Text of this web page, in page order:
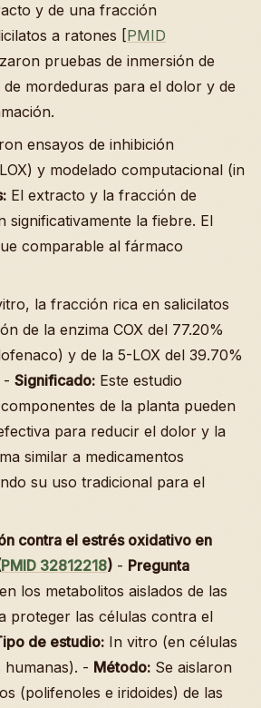
y de una fracción
a ratones [PMID
pruebas de inmersión de
mordeduras para el dolor y de
ensayos de inhibición
y modelado computacional (in
El extracto y la fracción de
significativamente la fiebre. El
comparable al fármaco
la fracción rica en salicilatos
de la enzima COX del 77.20%
y de la 5-LOX del 39.70%
- Significado: Este estudio
de la planta pueden
para reducir el dolor y la
similar a medicamentos
su uso tradicional para el
contra el estrés oxidativo en
PMID 32812218) - Pregunta
los metabolitos aislados de las
proteger las células contra el
de estudio: In vitro (en células
humanas). - Método: Se aislaron
(polifenoles e iridoides) de las